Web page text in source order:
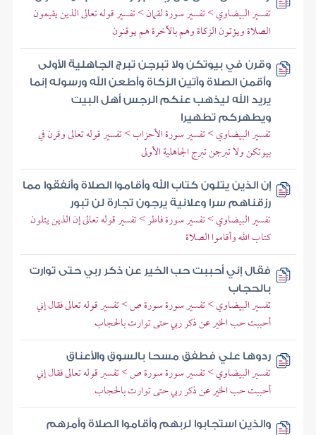
تفسير البيضاوي > تفسير سورة لقمان > تفسير قوله تعالى الذين يقيمون
الصلاة ويؤتون الزكاة وهم بالآخرة هم يوقنون
وقرن في بيوتكن ولا تبرجن تبرج الجاهلية الأولى
وأقمن الصلاة وآتين الزكاة وأطعن الله ورسوله إنما
يريد الله ليذهب عنكم الرجس أهل البيت
ويطهركم تطهيرا
تفسير البيضاوي > تفسير سورة الأحزاب > تفسير قوله تعالى وقرن في
بيوتكن ولا تبرجن تبرج الجاهلية الأولى
إن الذين يتلون كتاب الله وأقاموا الصلاة وأنفقوا مما
رزقناهم سرا وعلانية يرجون تجارة لن تبور
تفسير البيضاوي > تفسير سورة فاطر > تفسير قوله تعالى إن الذين يتلون
كتاب الله وأقاموا الصلاة
فقال إني أحببت حب الخير عن ذكر ربي حتى توارت
بالحجاب
تفسير البيضاوي > تفسير سورة سورة ص > تفسير قوله تعالى فقال إني
أحببت حب الخير عن ذكر ربي حتى توارت بالحجاب
ردوها علي فطفق مسحا بالسوق والأعناق
تفسير البيضاوي > تفسير سورة سورة ص > تفسير قوله تعالى فقال إني
أحببت حب الخير عن ذكر ربي حتى توارت بالحجاب
والذين استجابوا لربهم وأقاموا الصلاة وأمرهم